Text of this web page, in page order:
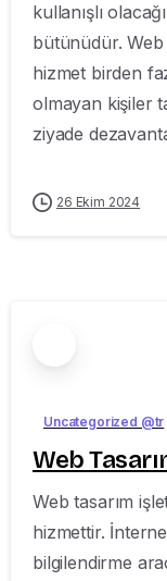
kullanışlı
bütünüdür. Web
hizmet birden
olmayan kişiler
ziyade
26 Ekim 2024
Uncategorized @tr
Web
Web tasarım
hizmettir.
bilgilendirme